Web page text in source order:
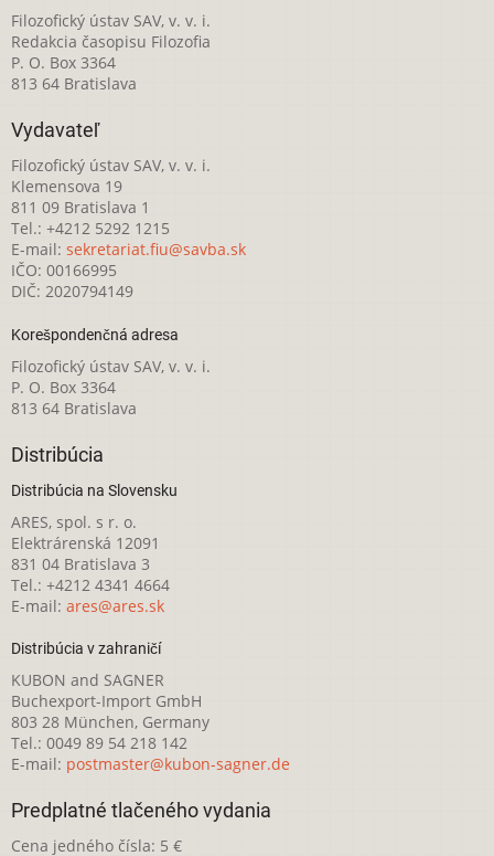
Filozofický ústav SAV, v. v. i.
Redakcia časopisu Filozofia
P. O. Box 3364
813 64 Bratislava
Vydavateľ
Filozofický ústav SAV, v. v. i.
Klemensova 19
811 09 Bratislava 1
Tel.: +4212 5292 1215
E-mail: sekretariat.fiu@savba.sk
IČO: 00166995
DIČ: 2020794149
Korešpondenčná adresa
Filozofický ústav SAV, v. v. i.
P. O. Box 3364
813 64 Bratislava
Distribúcia
Distribúcia na Slovensku
ARES, spol. s r. o.
Elektrárenská 12091
831 04 Bratislava 3
Tel.: +4212 4341 4664
E-mail: ares@ares.sk
Distribúcia v zahraničí
KUBON and SAGNER
Buchexport-Import GmbH
803 28 München, Germany
Tel.: 0049 89 54 218 142
E-mail: postmaster@kubon-sagner.de
Predplatné tlačeného vydania
Cena jedného čísla: 5 €